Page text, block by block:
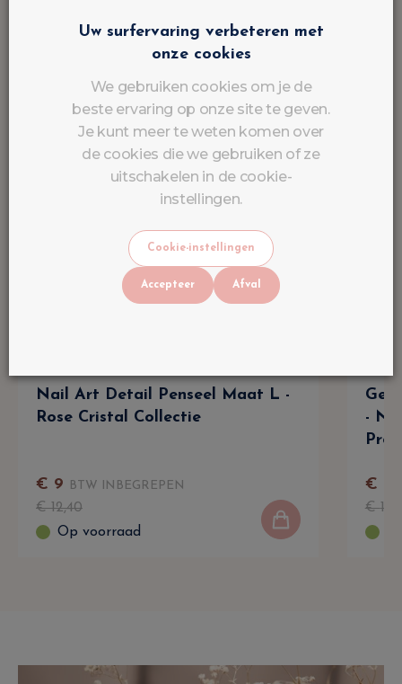
Nail Art Detail Penseel Maat L -
Rose Cristal Collectie
€ 9 BTW INBEGREPEN
€12,40
Op voorraad
Gel
-
€
€14
Uw surfervaring verbeteren met
onze cookies
We gebruiken cookies om je de
beste ervaring op onze site te geven.
Je kunt meer te weten komen over
de cookies die we gebruiken of ze
uitschakelen in de cookie-
instellingen.
Cookie-instellingen
Accepteer Afval